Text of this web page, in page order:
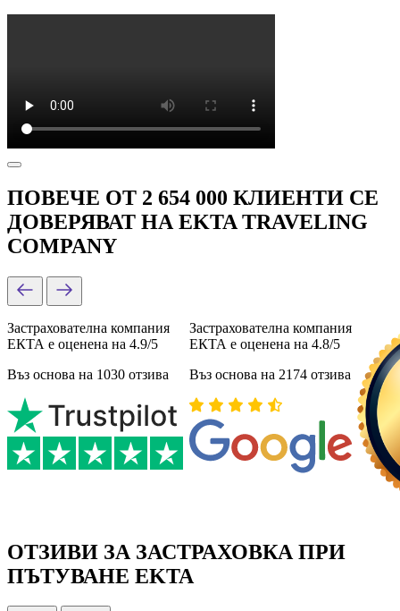
ПОВЕЧЕ ОТ 2 654 000 КЛИЕНТИ СЕ
ДОВЕРЯВАТ НА EKTA TRAVELING
COMPANY
Застрахователна компания
ЕКТА е оценена на 4.9/5
Въз основа на 1030 отзива
Застрахователна компания
ЕКТА е оценена на 4.8/5
Въз основа на 2174 отзива
ОТЗИВИ ЗА ЗАСТРАХОВКА ПРИ
ПЪТУВАНЕ EKTA